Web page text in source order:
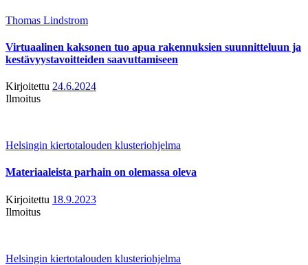
Thomas Lindstrom
Virtuaalinen kaksonen tuo apua rakennuksien suunnitteluun ja
kestävyystavoitteiden saavuttamiseen
Kirjoitettu 24.6.2024
Ilmoitus
Helsingin kiertotalouden klusteriohjelma
Materiaaleista parhain on olemassa oleva
Kirjoitettu 18.9.2023
Ilmoitus
Helsingin kiertotalouden klusteriohjelma